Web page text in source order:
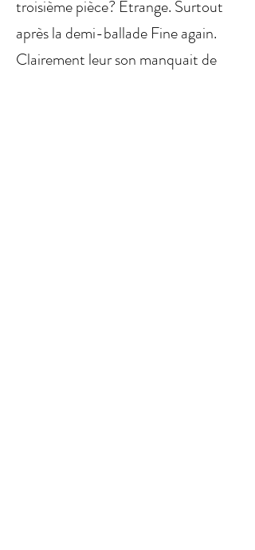
troisième pièce? Étrange. Surtout
après la demi-ballade Fine again.
Clairement leur son manquait de